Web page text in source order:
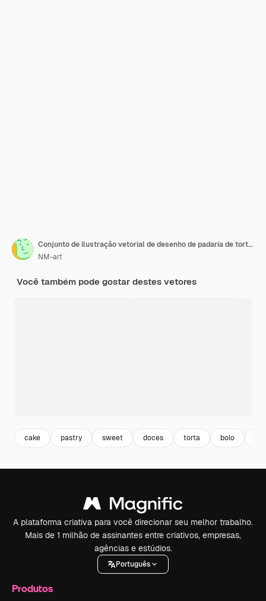
Conjunto de ilustração vetorial de desenho de padaria de torta de cupcake Pastelaria de temporada de outono com letras Elemento de design de menu de banner de cartão de outono
NM-art
Você também pode gostar destes vetores
cake pastry sweet doces torta bolo
A plataforma criativa para você direcionar seu melhor trabalho.
Mais de 1 milhão de assinantes entre criativos, empresas,
agências e estúdios.
Português
Produtos